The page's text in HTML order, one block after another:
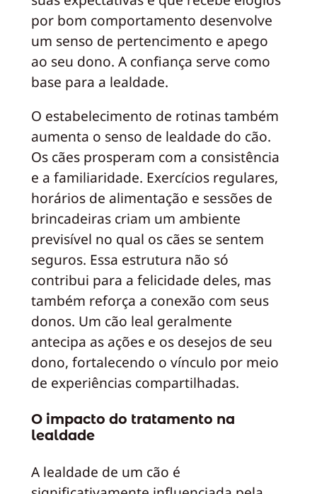
por bom comportamento desenvolve
um senso de pertencimento e apego
ao seu dono. A confiança serve como
base para a lealdade.
O estabelecimento de rotinas também
aumenta o senso de lealdade do cão.
Os cães prosperam com a consistência
e a familiaridade. Exercícios regulares,
horários de alimentação e sessões de
brincadeiras criam um ambiente
previsível no qual os cães se sentem
seguros. Essa estrutura não só
contribui para a felicidade deles, mas
também reforça a conexão com seus
donos. Um cão leal geralmente
antecipa as ações e os desejos de seu
dono, fortalecendo o vínculo por meio
de experiências compartilhadas.
O impacto do tratamento na
lealdade
A lealdade de um cão é